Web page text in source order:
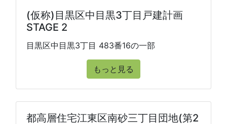
(仮称)目黒区中目黒3丁目戸建計画
STAGE 2
目黒区中目黒3丁目 483番16の一部
もっと見る
都高層住宅江東区南砂三丁目団地(第2